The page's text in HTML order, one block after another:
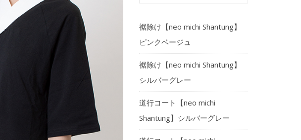
裾除け【neo michi Shantung】
ピンクベージュ
裾除け【neo michi Shantung】
シルバーグレー
道行コート【neo michi
Shantung】シルバーグレー